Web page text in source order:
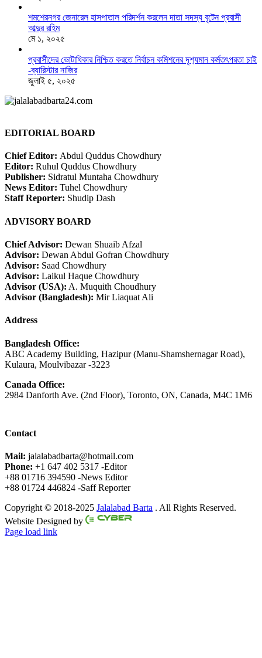
শমশেরনগর জেনারেল হাসপাতাল পরিদর্শন করলেন দাতা সদস্য বৃটেন প্রবাসী
আব্দুর রহিম
মে ১, ২০২৫
প্রবাসীদের ভোটাধিকার নিশ্চিত করতে নির্বাচন কমিশনের দৃশ‍্যমান কর্মতৎপরতা চাই
-ব্যারিস্টার নাজির
জুলাই ৫, ২০২৫
EDITORIAL BOARD
Chief Editor: Abdul Quddus Chowdhury
Editor: Ruhul Quddus Chowdhury
Publisher: Sidratul Muntaha Chowdhury
News Editor: Tuhel Chowdhury
Staff Reporter: Shudip Dash
ADVISORY BOARD
Chief Advisor: Dewan Shuaib Afzal
Advisor: Dewan Abdul Gofran Chowdhury
Advisor: Saad Chowdhury
Advisor: Laikul Haque Chowdhury
Advisor (USA): A. Muquith Choudhury
Advisor (Bangladesh): Mir Liaquat Ali
Address
Bangladesh Office:
ABC Academy Building, Hazipur (Manu-Shamshernagar Road),
Kulaura, Moulvibazar -3223
Canada Office:
2984 Danforth Ave. (2nd Floor), Toronto, ON, Canada, M4C 1M6
Contact
Mail: jalalabadbarta@hotmail.com
Phone: +1 647 402 5317 -Editor
+88 01716 394590 -News Editor
+88 01724 446824 -Saff Reporter
Copyright © 2018-2025 Jalalabad Barta . All Rights Reserved.
Website Designed by
Page load link